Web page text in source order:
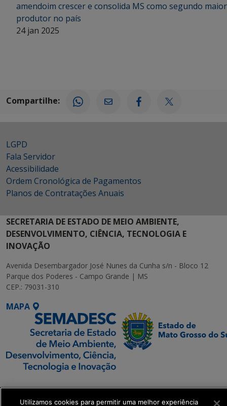
amendoim crescer e consolida MS como segundo maior
produtor no país
24 jan 2025
Compartilhe:
LGPD
Fala Servidor
Acessibilidade
Ordem Cronológica de Pagamentos
Planos de Contratações Anuais
SECRETARIA DE ESTADO DE MEIO AMBIENTE,
DESENVOLVIMENTO, CIÊNCIA, TECNOLOGIA E
INOVAÇÃO
Avenida Desembargador José Nunes da Cunha s/n - Bloco 12
Parque dos Poderes - Campo Grande | MS
CEP.: 79031-310
MAPA
SETDIG | Secretaria-
Executiva de
Utilizamos cookies para permitir uma melhor experiência